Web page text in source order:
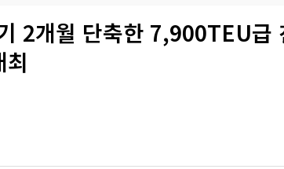
2개월 단축한 7,900TEU급